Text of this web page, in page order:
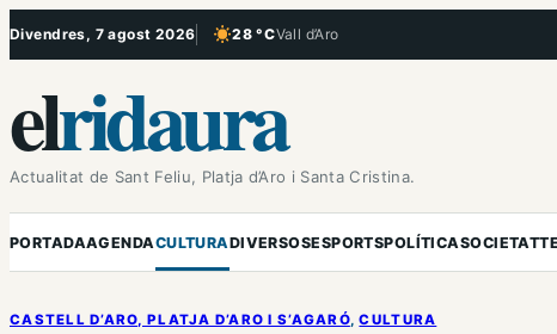
Vés
Divendres, 7 agost 2026 28 °CVall d’Aro
, Cel serè
elridaura
Actualitat de Sant Feliu, Platja d’Aro i Santa Cristina.
PORTADAAGENDACULTURADIVERSOSESPORTSPOLÍTICASOCIETAT
CASTELL D’ARO, PLATJA D’ARO I S’AGARÓ, CULTURA